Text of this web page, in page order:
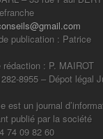
publication : Patrice
rédaction : P. MAIROT
8955 – Dépot légal
est un journal
publié par la société
74 09 82 60